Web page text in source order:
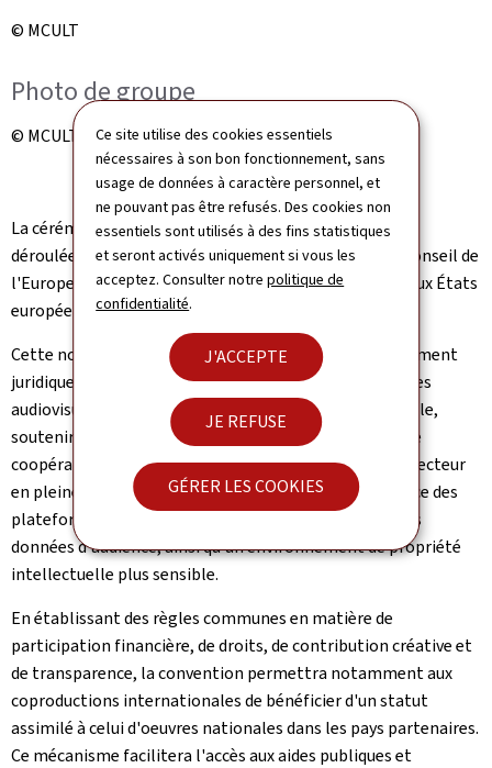
Ce site utilise des cookies essentiels
nécessaires à son bon fonctionnement, sans
usage de données à caractère personnel, et
ne pouvant pas être refusés. Des cookies non
essentiels sont utilisés à des fins statistiques
et seront activés uniquement si vous les
acceptez. Consulter notrepolitique de
confidentialité.
J'ACCEPTE
JE REFUSE
GÉRER LES COOKIES
© MCULT
Photo de groupe
© MCULT
La cérémonie officielle d'ouverture à la signature s'est
déroulée sous la présidence du secrétaire général du Conseil de
l'Europe, Alain Berset, et de représentants de nombreux États
européens.
Cette nouvelle convention constitue le premier instrument
juridique international dédié aux coproductions de séries
audiovisuelles. Elle vise à renforcer la diversité culturelle,
soutenir les producteurs indépendants et favoriser une
coopération accrue entre les pays européens dans un secteur
en pleine mutation, marqué par la montée en puissance des
plateformes mondiales et l'importance croissante des
données d'audience, ainsi qu'un environnement de propriété
intellectuelle plus sensible.
En établissant des règles communes en matière de
participation financière, de droits, de contribution créative et
de transparence, la convention permettra notamment aux
coproductions internationales de bénéficier d'un statut
assimilé à celui d'oeuvres nationales dans les pays partenaires.
Ce mécanisme facilitera l'accès aux aides publiques et